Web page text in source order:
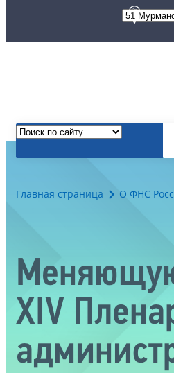
Главная страница О ФНС
XIV